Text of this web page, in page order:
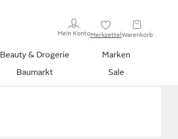
Mein KontoMerkzettelWarenkorb
Beauty & Drogerie
Marken
Baumarkt Sale